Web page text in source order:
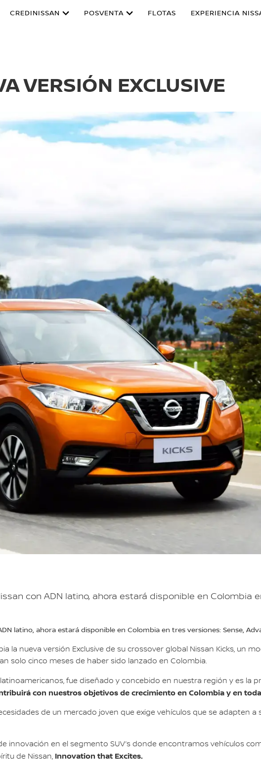
CREDINISSAN POSVENTA FLOTAS EXPERIENCIA
VERSIÓN EXCLUSIVE
con ADN latino, ahora estará disponible en Colombia
latino, ahora estará disponible en Colombia en tres versiones: Sense,
la nueva versión Exclusive de su crossover global Nissan Kicks, un
solo cinco meses de haber sido lanzado en Colombia.
fue diseñado y concebido en nuestra región y es la
con nuestros objetivos de crecimiento en Colombia y en
de un mercado joven que exige vehículos que se adapten
innovación en el segmento SUV’s donde encontramos vehículos
de Nissan, Innovation that Excites.